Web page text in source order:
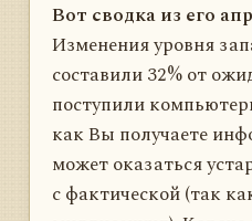
Вот сводка из его
Изменения уровня
составили 32% от
поступили
как Вы получаете
может оказаться
с фактической (так